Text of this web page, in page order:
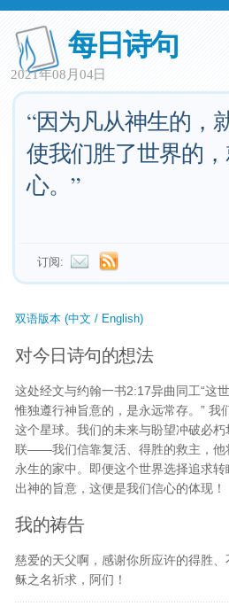
每日诗句
2021年08月04日
“因为凡从神生的，
使我们胜了世界的
心。”
订阅:
双语版本 (中文 / English)
对今日诗句的想法
这处经文与约翰一书2:17异曲同工“这
惟独遵行神旨意的，是永远常存。” 我
这个星球。我们的未来与盼望冲破必
联——我们信靠复活、得胜的救主，他
永生的家中。即便这个世界选择追求
出神的旨意，这便是我们信心的体现！
我的祷告
慈爱的天父啊，感谢你所应许的得胜
稣之名祈求，阿们！